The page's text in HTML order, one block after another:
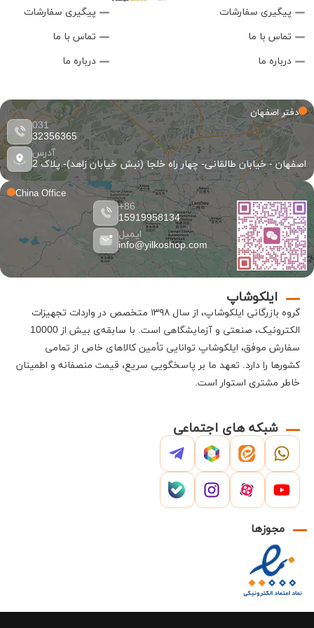
پیگیری سفارشات
تماس با ما
درباره ما
پیگیری سفارشات
تماس با ما
درباره ما
China Office
86+
15919958134
ایمیل
info@yilkoshop.com
دفتر اصفهان
031
32356365
آدرس
اصفهان - خیابان طالقانی- چهار راه خلجا (نبش خیابان زاهد)- پلاک 2
ایلکوشاپ
گروه بازرگانی ایلکوشاپ
، از سال ۱۳۹۸ متخصص در واردات تجهیزات
الکترونیک، صنعتی و آزمایشگاهی است.
با سابقه‌ی بیش از 10000
سفارش موفق، ایلکوشاپ توانایی تأمین کالاهای خاص از تمامی
کشورها را دارد. تعهد ما بر پاسخگویی سریع، قیمت منصفانه و اطمینان
خاطر مشتری استوار است.
شبکه های اجتماعی
مجوزها